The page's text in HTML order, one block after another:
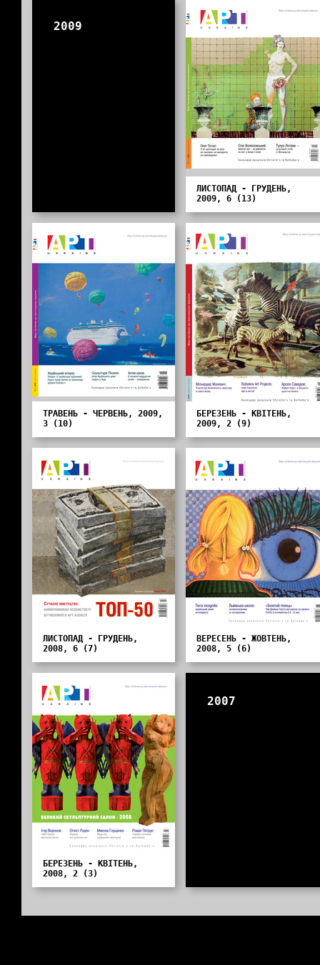
2009
ЛИСТОПАД - ГРУДЕНЬ,
2009, 6 (13)
ТРАВЕНЬ - ЧЕРВЕНЬ, 2009,
3 (10)
БЕРЕЗЕНЬ - КВІТЕНЬ,
2009, 2 (9)
ЛИСТОПАД - ГРУДЕНЬ,
2008, 6 (7)
ВЕРЕСЕНЬ - ЖОВТЕНЬ,
2008, 5 (6)
БЕРЕЗЕНЬ - КВІТЕНЬ,
2008, 2 (3)
2007